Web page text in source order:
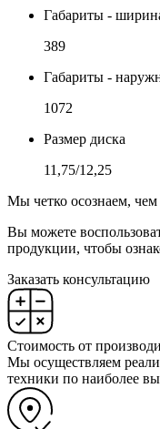
Габариты -
389
Габариты -
1072
Размер диска
11,75/12,25
Мы четко осознаем,
Вы можете
продукции, чтобы
Заказать консультацию
Стоимость от
Мы осуществляем
техники по наиболее